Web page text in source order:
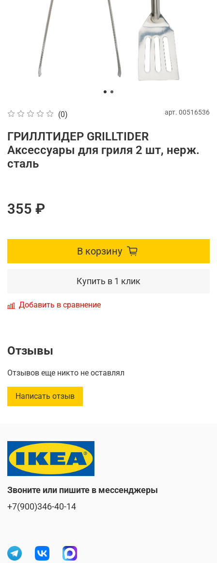
(0) арт. 00516536
ГРИЛЛТИДЕР GRILLTIDER
Аксессуары для гриля 2 шт, нерж.
сталь
355 ₽
В корзину
Купить в 1 клик
Добавить в сравнение
Отзывы
Отзывов еще никто не оставлял
Написать отзыв
Звоните или пишите в мессенджеры
+7(900)346-40-14